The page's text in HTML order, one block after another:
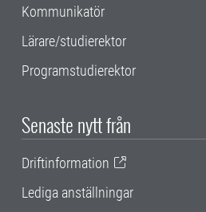
Kommunikatör
Lärare/studierektor
Programstudierektor
Senaste nytt från
Driftinformation
Lediga anställningar